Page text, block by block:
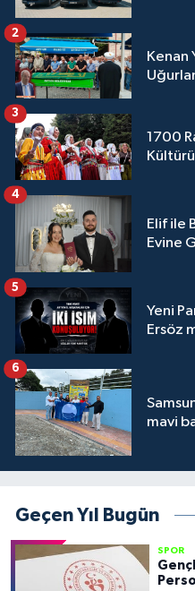
Kenan
2
1700
3
Elif ile
Evine
4
Yeni
Ersöz
5
mavi
6
Geçen Yıl Bugün
SPOR